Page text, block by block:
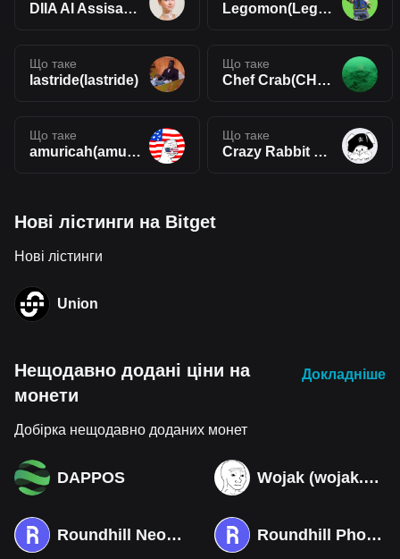
DIIA AI Assisant(DIIA) Legomon(Legomon)
Що таке
lastride(lastride)
Що таке
Chef Crab(CHEFCRAB)
Що таке
amuricah(amuricah)
Що таке
Crazy Rabbit Coin(CRC)
Нові лістинги на Bitget
Нові лістинги
Union
Нещодавно додані ціни на
монети
Докладніше
Добірка нещодавно доданих монет
DAPPOS Wojak (wojak.art)
Roundhill Neocloud ETF (Derivatives) Roundhill Photonics & Optics ETF (Derivatives)